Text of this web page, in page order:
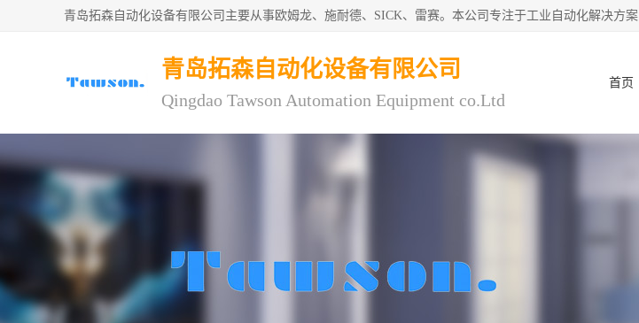
青岛拓森自动化设备有限公司主要从事欧姆龙、施耐德、SICK、雷赛。本公司专注于工业自动化解决方案
青岛拓森自动化设备有限公司
Qingdao Tawson Automation Equipment co.Ltd
首页